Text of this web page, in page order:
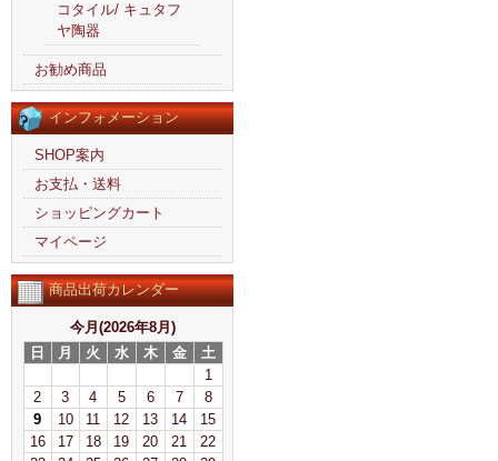
コタイル/ キュタフ
ヤ陶器
お勧め商品
インフォメーション
SHOP案内
お支払・送料
ショッピングカート
マイページ
商品出荷カレンダー
今月(2026年8月)
日
月 火 水 木 金
土
1
2
3 4 5 6 7
8
9
10 11 12 13 14
15
16
17 18 19 20 21
22